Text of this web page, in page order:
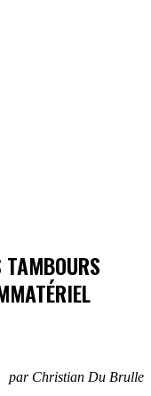
par Christian Du Brulle